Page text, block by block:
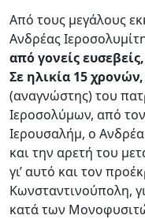
Από τους μεγάλους
Ανδρέας
από γονείς
Σε ηλικία 15
(αναγνώστης) του
Ιεροσολύμων, από
Ιερουσαλήμ, ο
και την αρετή του
γι’ αυτό και τον
Κωνσταντινούπολη,
κατά των